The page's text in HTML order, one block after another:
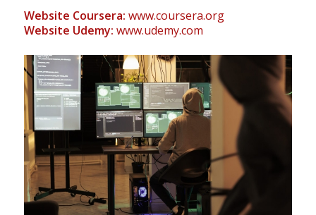
Website Coursera: www.coursera.org
Website Udemy: www.udemy.com